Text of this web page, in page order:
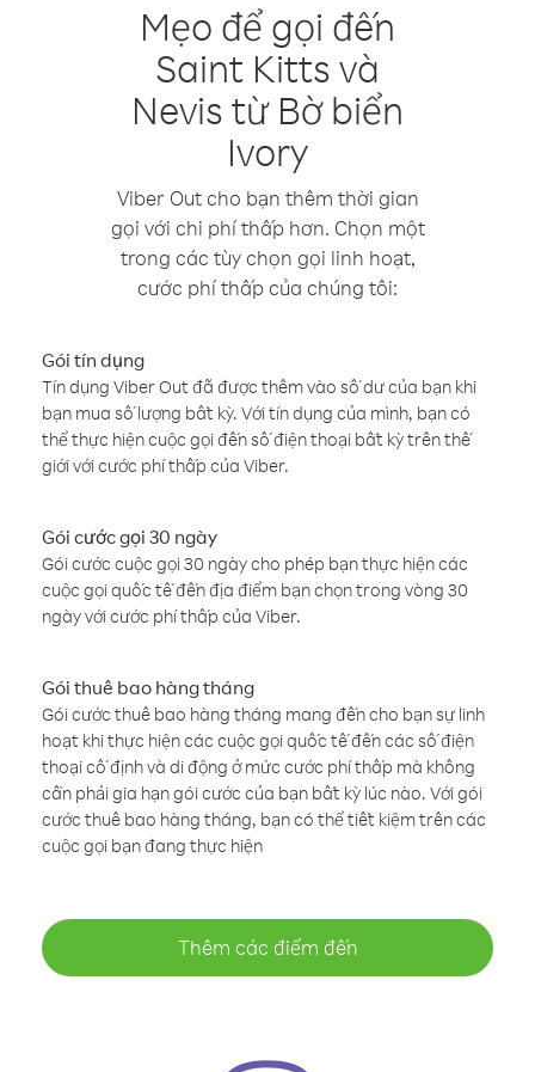
Mẹo để gọi đến
Saint Kitts và
Nevis từ Bờ biển
Ivory
Viber Out cho bạn thêm thời gian
gọi với chi phí thấp hơn. Chọn một
trong các tùy chọn gọi linh hoạt,
cước phí thấp của chúng tôi:
Gói tín dụng
Tín dụng Viber Out đã được thêm vào số dư của bạn khi
bạn mua số lượng bất kỳ. Với tín dụng của mình, bạn có
thể thực hiện cuộc gọi đến số điện thoại bất kỳ trên thế
giới với cước phí thấp của Viber.
Gói cước gọi 30 ngày
Gói cước cuộc gọi 30 ngày cho phép bạn thực hiện các
cuộc gọi quốc tế đến địa điểm bạn chọn trong vòng 30
ngày với cước phí thấp của Viber.
Gói thuê bao hàng tháng
Gói cước thuê bao hàng tháng mang đến cho bạn sự linh
hoạt khi thực hiện các cuộc gọi quốc tế đến các số điện
thoại cố định và di động ở mức cước phí thấp mà không
cần phải gia hạn gói cước của bạn bất kỳ lúc nào. Với gói
cước thuê bao hàng tháng, bạn có thể tiết kiệm trên các
cuộc gọi bạn đang thực hiện
Thêm các điểm đến